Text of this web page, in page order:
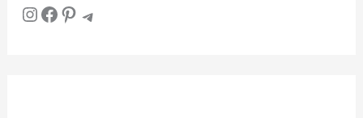
InstagramFacebook Pinterest Telegram